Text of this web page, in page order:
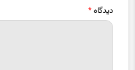
دیدگاه*